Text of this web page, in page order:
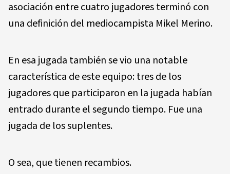
asociación entre cuatro jugadores terminó con
una definición del mediocampista Mikel Merino.
En esa jugada también se vio una notable
característica de este equipo: tres de los
jugadores que participaron en la jugada habían
entrado durante el segundo tiempo. Fue una
jugada de los suplentes.
O sea, que tienen recambios.